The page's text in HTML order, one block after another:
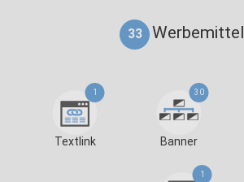
33 Werbemittel
1
Textlink
30
Banner
1